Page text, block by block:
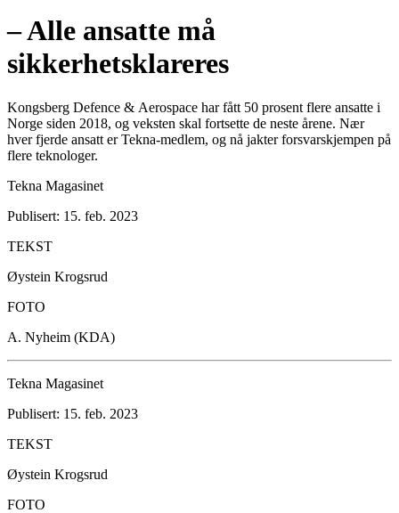
– Alle ansatte må
sikkerhetsklareres
Kongsberg Defence & Aerospace har fått 50 prosent flere ansatte i
Norge siden 2018, og veksten skal fortsette de neste årene. Nær
hver fjerde ansatt er Tekna-medlem, og nå jakter forsvarskjempen på
flere teknologer.
Tekna Magasinet
Publisert: 15. feb. 2023
TEKST
Øystein Krogsrud
FOTO
A. Nyheim (KDA)
Tekna Magasinet
Publisert: 15. feb. 2023
TEKST
Øystein Krogsrud
FOTO